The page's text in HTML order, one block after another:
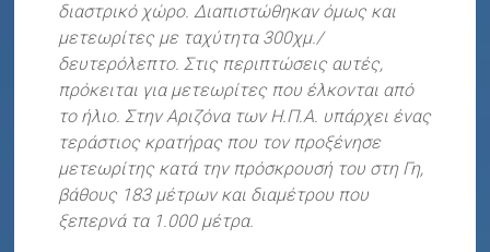
διαστρικό χώρο. Διαπιστώθηκαν όμως και
μετεωρίτες με ταχύτητα 300χμ./
δευτερόλεπτο. Στις περιπτώσεις αυτές,
πρόκειται για μετεωρίτες που έλκονται από
το ήλιο. Στην Αριζόνα των Η.Π.Α. υπάρχει ένας
τεράστιος κρατήρας που τον προξένησε
μετεωρίτης κατά την πρόσκρουσή του στη Γη,
βάθους 183 μέτρων και διαμέτρου που
ξεπερνά τα 1.000 μέτρα.